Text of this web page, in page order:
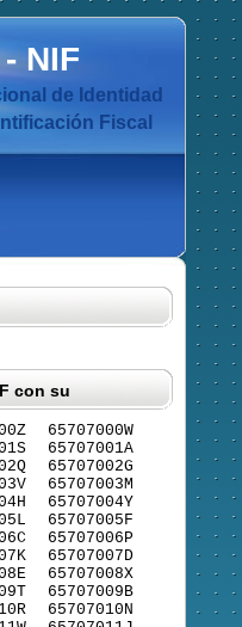
NIF
de Identidad
Fiscal
con su
65707000W
65707001A
65707002G
65707003M
65707004Y
65707005F
65707006P
65707007D
65707008X
65707009B
65707010N